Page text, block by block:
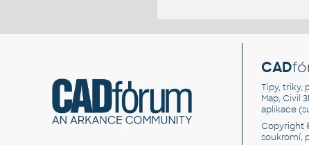
CAD
Tipy, triky,
Map, Civil
aplikace
Copyright
soukromí,